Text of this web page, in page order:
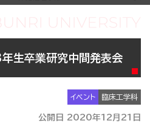
年生卒業研究中間発表会
イベント 臨床工学科
公開日 2020年12月21日